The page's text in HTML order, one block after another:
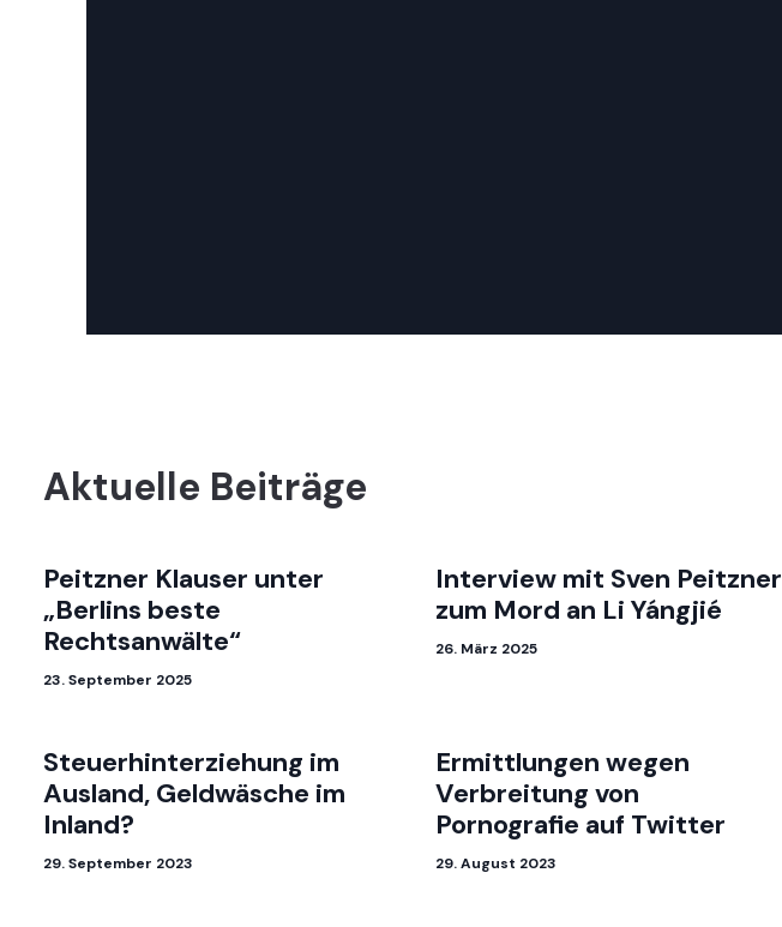
Aktuelle Beiträge
Peitzner Klauser unter
„Berlins beste
Rechtsanwälte“
23. September 2025
Interview mit Sven Peitzner
zum Mord an Li Yángjié
26. März 2025
Steuerhinterziehung im
Ausland, Geldwäsche im
Inland?
29. September 2023
Ermittlungen wegen
Verbreitung von
Pornografie auf Twitter
29. August 2023